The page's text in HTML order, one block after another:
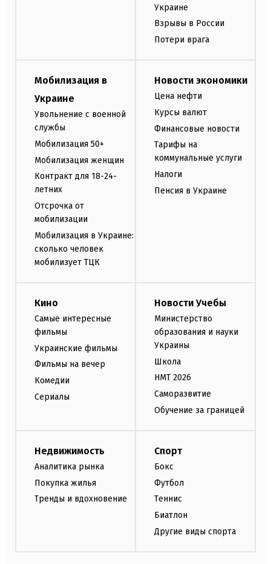
Украине
Взрывы в России
Потери врага
Мобилизация в
Украине
Увольнение с военной
службы
Мобилизация 50+
Мобилизация женщин
Контракт для 18-24-
летних
Отсрочка от
мобилизации
Мобилизация в Украине:
сколько человек
мобилизует ТЦК
Новости экономики
Цена нефти
Курсы валют
Финансовые новости
Тарифы на
коммунальные услуги
Налоги
Пенсия в Украине
Кино
Самые интересные
фильмы
Украинские фильмы
Фильмы на вечер
Комедии
Сериалы
Новости Учебы
Министерство
образования и науки
Украины
Школа
НМТ 2026
Саморазвитие
Обучение за границей
Недвижимость
Аналитика рынка
Покупка жилья
Тренды и вдохновение
Спорт
Бокс
Футбол
Теннис
Биатлон
Другие виды спорта